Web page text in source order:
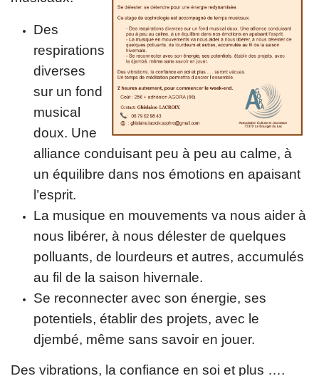
Des
respirations
diverses
sur un fond
musical
doux. Une
alliance conduisant peu à peu au calme, à
un équilibre dans nos émotions en apaisant
l’esprit.
La musique en mouvements va nous aider à
nous libérer, à nous délester de quelques
polluants, de lourdeurs et autres, accumulés
au fil de la saison hivernale.
Se reconnecter avec son énergie, ses
potentiels, établir des projets, avec le
djembé, même sans savoir en jouer.
Des vibrations, la confiance en soi et plus ….